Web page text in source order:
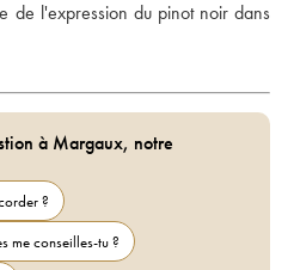
de l'expression du pinot noir dans
à Margaux, notre
?
me conseilles-tu ?